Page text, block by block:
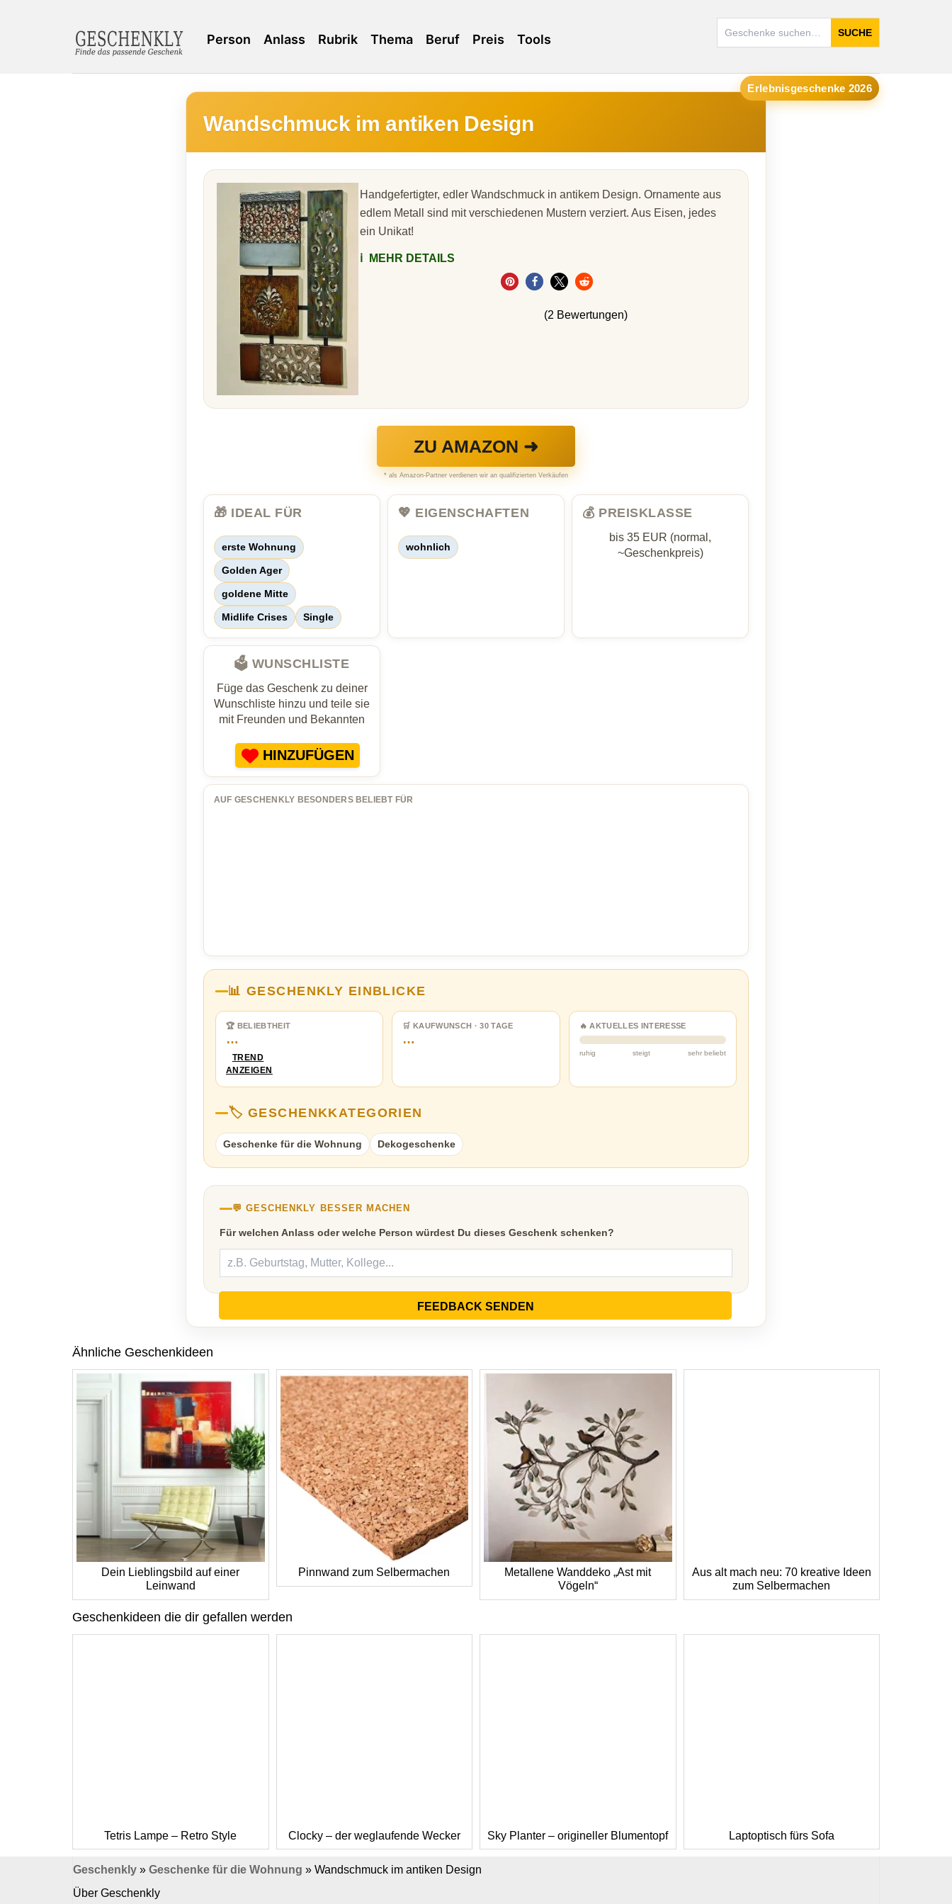
SUCHE
Person Anlass Rubrik Thema Beruf Preis Tools
Erlebnisgeschenke 2026
Wandschmuck im antiken Design
Handgefertigter, edler Wandschmuck in antikem Design. Ornamente aus
edlem Metall sind mit verschiedenen Mustern verziert. Aus Eisen, jedes
ein Unikat!
ℹ️ MEHR DETAILS
(2 Bewertungen)
ZU AMAZON ➜
* als Amazon-Partner verdienen wir an qualifizierten Verkäufen
🎁 IDEAL FÜR
erste Wohnung
Golden Ager
goldene Mitte
Midlife Crises Single
💖 EIGENSCHAFTEN
wohnlich
💰 PREISKLASSE
bis 35 EUR (normal,
~Geschenkpreis)
🗳️ WUNSCHLISTE
Füge das Geschenk zu deiner
Wunschliste hinzu und teile sie
mit Freunden und Bekannten
HINZUFÜGEN
AUF GESCHENKLY BESONDERS BELIEBT FÜR
📊 GESCHENKLY EINBLICKE
🏆 BELIEBTHEIT
…
TREND
ANZEIGEN
🛒 KAUFWUNSCH · 30 TAGE
…
🔥 AKTUELLES INTERESSE
ruhig steigt sehr beliebt
🏷️ GESCHENKKATEGORIEN
Geschenke für die Wohnung Dekogeschenke
💬 GESCHENKLY BESSER MACHEN
Für welchen Anlass oder welche Person würdest Du dieses Geschenk schenken?
FEEDBACK SENDEN
Ähnliche Geschenkideen
Dein Lieblingsbild auf einer
Leinwand
Pinnwand zum Selbermachen
Metallene Wanddeko „Ast mit
Vögeln“
Aus alt mach neu: 70 kreative Ideen
zum Selbermachen
Geschenkideen die dir gefallen werden
Tetris Lampe – Retro Style Clocky – der weglaufende Wecker Sky Planter – origineller Blumentopf Laptoptisch fürs Sofa
Geschenkly » Geschenke für die Wohnung » Wandschmuck im antiken Design
Über Geschenkly